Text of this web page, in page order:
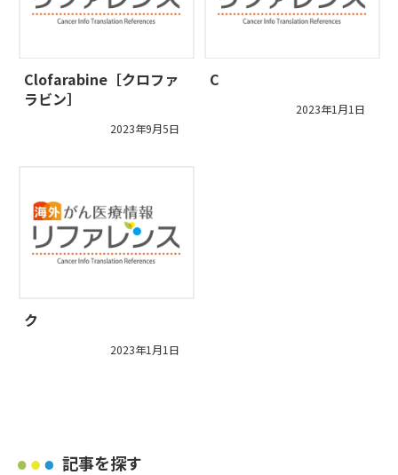
Clofarabine［クロファ
ラビン］
2023年9月5日
C
2023年1月1日
ク
2023年1月1日
記事を探す